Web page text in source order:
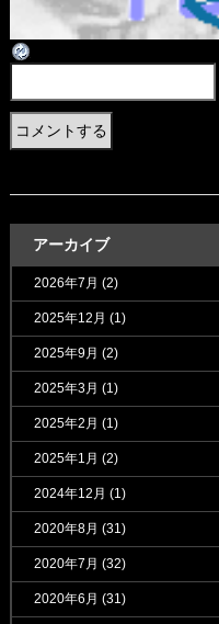
アーカイブ
2026年7月 (2)
2025年12月 (1)
2025年9月 (2)
2025年3月 (1)
2025年2月 (1)
2025年1月 (2)
2024年12月 (1)
2020年8月 (31)
2020年7月 (32)
2020年6月 (31)